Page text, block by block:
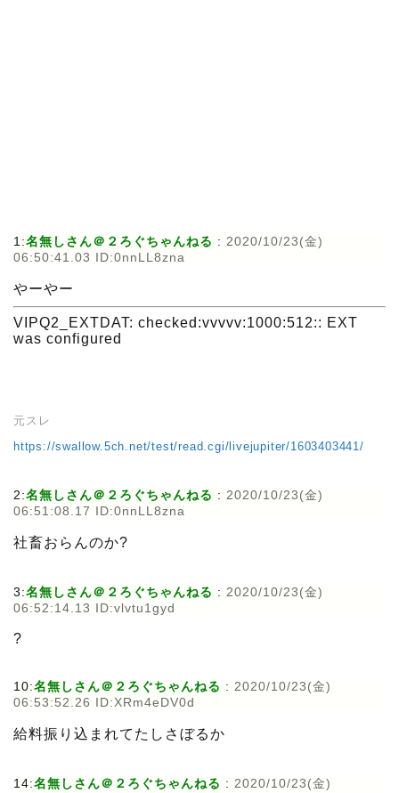
1:名無しさん＠２ろぐちゃんねる : 2020/10/23(金)
06:50:41.03 ID:0nnLL8zna
やーやー
VIPQ2_EXTDAT: checked:vvvvv:1000:512:: EXT
was configured
元スレ
https://swallow.5ch.net/test/read.cgi/livejupiter/1603403441/
2:名無しさん＠２ろぐちゃんねる : 2020/10/23(金)
06:51:08.17 ID:0nnLL8zna
社畜おらんのか?
3:名無しさん＠２ろぐちゃんねる : 2020/10/23(金)
06:52:14.13 ID:vlvtu1gyd
?
10:名無しさん＠２ろぐちゃんねる : 2020/10/23(金)
06:53:52.26 ID:XRm4eDV0d
給料振り込まれてたしさぼるか
14:名無しさん＠２ろぐちゃんねる : 2020/10/23(金)